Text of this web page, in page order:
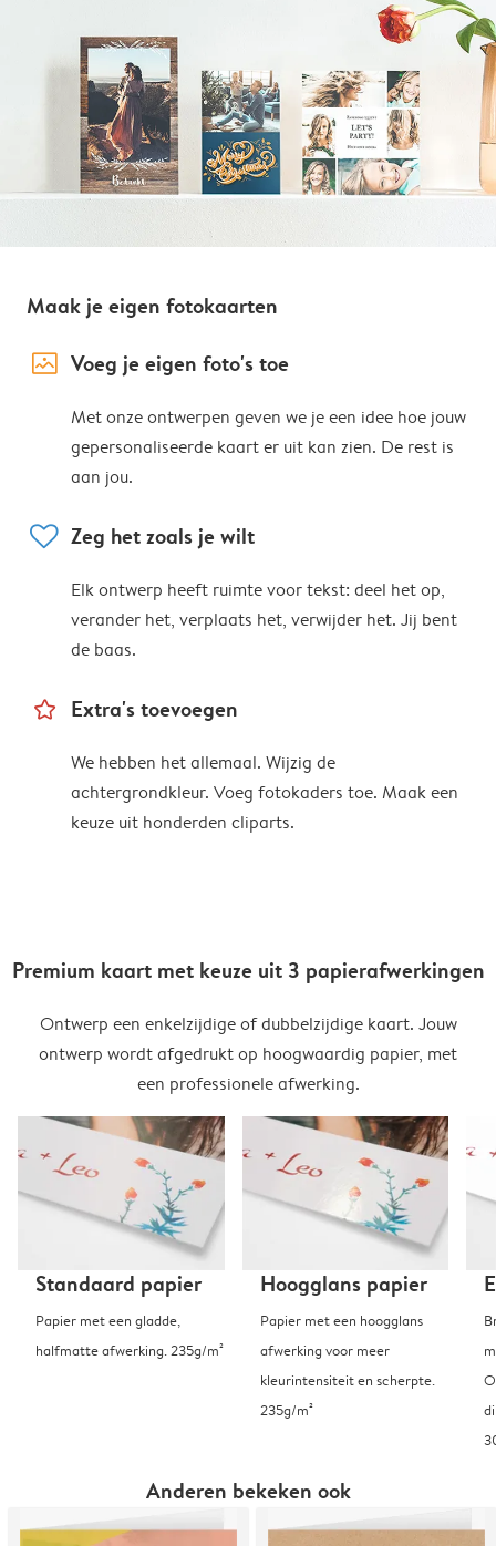
Maak je eigen fotokaarten
image_placeholder Voeg je eigen foto's toe
Met onze ontwerpen geven we je een idee hoe jouw
gepersonaliseerde kaart er uit kan zien. De rest is
aan jou.
heart Zeg het zoals je wilt
Elk ontwerp heeft ruimte voor tekst: deel het op,
verander het, verplaats het, verwijder het. Jij bent
de baas.
star_outline Extra's toevoegen
We hebben het allemaal. Wijzig de
achtergrondkleur. Voeg fotokaders toe. Maak een
keuze uit honderden cliparts.
Premium kaart met keuze uit 3 papierafwerkingen
Ontwerp een enkelzijdige of dubbelzijdige kaart. Jouw
ontwerp wordt afgedrukt op hoogwaardig papier, met
een professionele afwerking.
Standaard papier
Papier met een gladde,
halfmatte afwerking. 235g/m²
Hoogglans papier
Papier met een hoogglans
afwerking voor meer
kleurintensiteit en scherpte.
235g/m²
Anderen bekeken ook